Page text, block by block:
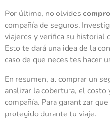
Por último, no olvides
compañía de seguros.
viajeros y verifica su historial
Esto te dará una idea de la
caso de que necesites hacer
En resumen, al comprar un
analizar la cobertura, el costo
compañía. Para garantizar
protegido durante tu viaje.